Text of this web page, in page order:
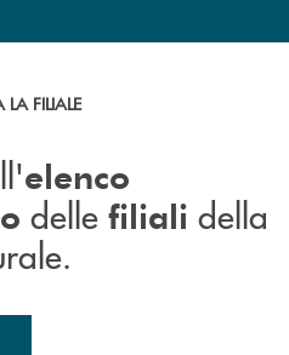
completo delle filiali della
LA FILIALE
elenco
delle filiali della